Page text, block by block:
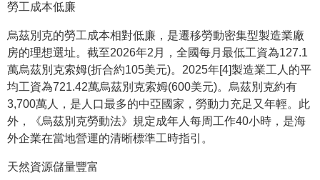
勞工成本低廉
烏茲別克的勞工成本相對低廉，是遷移勞動密集型製造業廠
房的理想選址。截至2026年2月，全國每月最低工資為127.1
萬烏茲別克索姆(折合約105美元)。2025年[4]製造業工人的平
均工資為721.42萬烏茲別克索姆(600美元)。烏茲別克約有
3,700萬人，是人口最多的中亞國家，勞動力充足又年輕。此
外，《烏茲別克勞動法》規定成年人每周工作40小時，是海
外企業在當地營運的清晰標準工時指引。
天然資源儲量豐富